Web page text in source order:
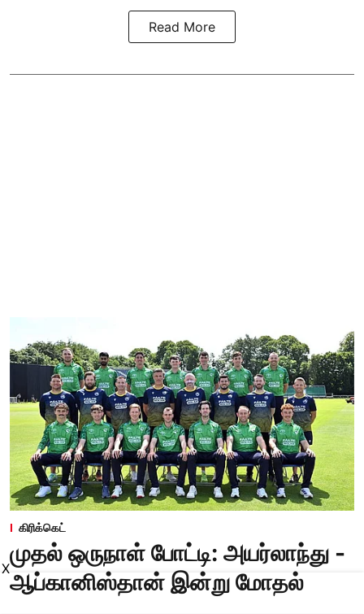
Read More
கிரிக்கெட்
முதல் ஒருநாள் போட்டி: அயர்லாந்து -
ஆப்கானிஸ்தான் இன்று மோதல்
X